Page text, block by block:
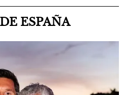
ESPAÑA